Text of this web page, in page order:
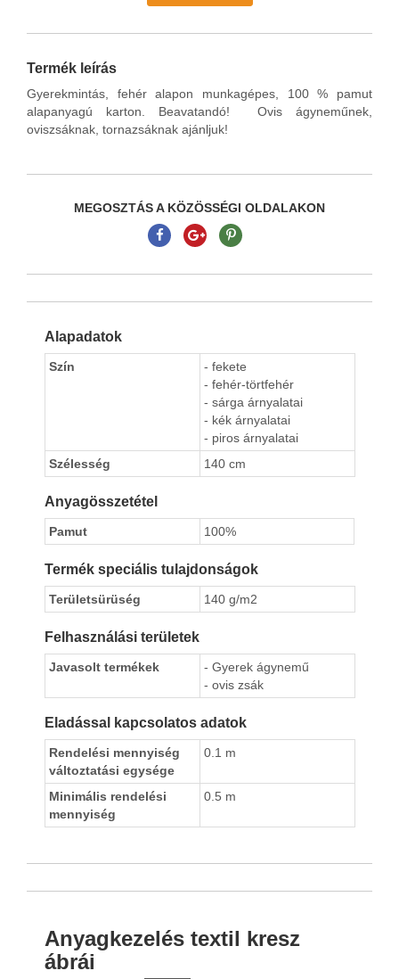
Termék leírás
Gyerekmintás, fehér alapon munkagépes, 100 % pamut
alapanyagú karton. Beavatandó! Ovis ágyneműnek,
oviszsáknak, tornazsáknak ajánljuk!
MEGOSZTÁS A KÖZÖSSÉGI OLDALAKON
Alapadatok
Szín
- fekete
- fehér-törtfehér
- sárga árnyalatai
- kék árnyalatai
- piros árnyalatai
Szélesség
140 cm
Anyagösszetétel
Pamut 100%
Termék speciális tulajdonságok
Területsürüség 140 g/m2
Felhasználási területek
Javasolt termékek
- Gyerek ágynemű
- ovis zsák
Eladással kapcsolatos adatok
Rendelési mennyiség
változtatási egysége
0.1 m
Minimális rendelési
mennyiség
0.5 m
Anyagkezelés textil kresz
ábrái